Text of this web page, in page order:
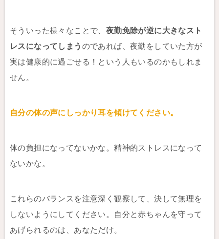
そういった様々なことで、 夜勤免除が逆に大きなスト
レスになってしまう のであれば、夜勤をしていた方が
実は健康的に過ごせる！という人もいるのかもしれま
せん。
自分の体の声にしっかり耳を傾けてください。
体の負担になってないかな。精神的ストレスになって
ないかな。
これらのバランスを注意深く観察して、決して無理を
しないようにしてください。自分と赤ちゃんを守って
あげられるのは、あなただけ。